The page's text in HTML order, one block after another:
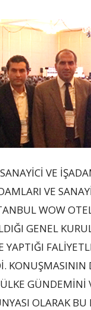
VE
VE
WOW
GENEL
GÜNDEMİNİ
OLARAK